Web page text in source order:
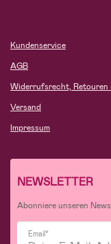
Kundenservice
AGB
Widerrufsrecht, Retouren
Versand
Impressum
NEWSLETTER
Abonniere unseren
Email*